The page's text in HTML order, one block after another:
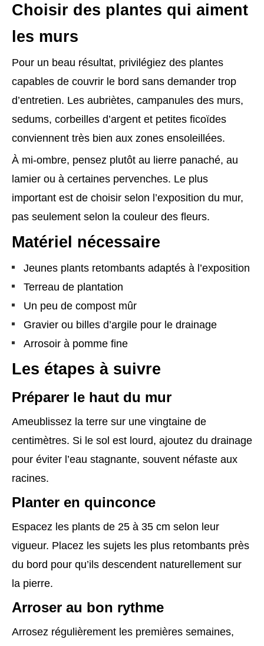
Choisir des plantes qui aiment
les murs
Pour un beau résultat, privilégiez des plantes
capables de couvrir le bord sans demander trop
d’entretien. Les aubriètes, campanules des murs,
sedums, corbeilles d’argent et petites ficoïdes
conviennent très bien aux zones ensoleillées.
À mi-ombre, pensez plutôt au lierre panaché, au
lamier ou à certaines pervenches. Le plus
important est de choisir selon l’exposition du mur,
pas seulement selon la couleur des fleurs.
Matériel nécessaire
Jeunes plants retombants adaptés à l’exposition
Terreau de plantation
Un peu de compost mûr
Gravier ou billes d’argile pour le drainage
Arrosoir à pomme fine
Les étapes à suivre
Préparer le haut du mur
Ameublissez la terre sur une vingtaine de
centimètres. Si le sol est lourd, ajoutez du drainage
pour éviter l’eau stagnante, souvent néfaste aux
racines.
Planter en quinconce
Espacez les plants de 25 à 35 cm selon leur
vigueur. Placez les sujets les plus retombants près
du bord pour qu’ils descendent naturellement sur
la pierre.
Arroser au bon rythme
Arrosez régulièrement les premières semaines,